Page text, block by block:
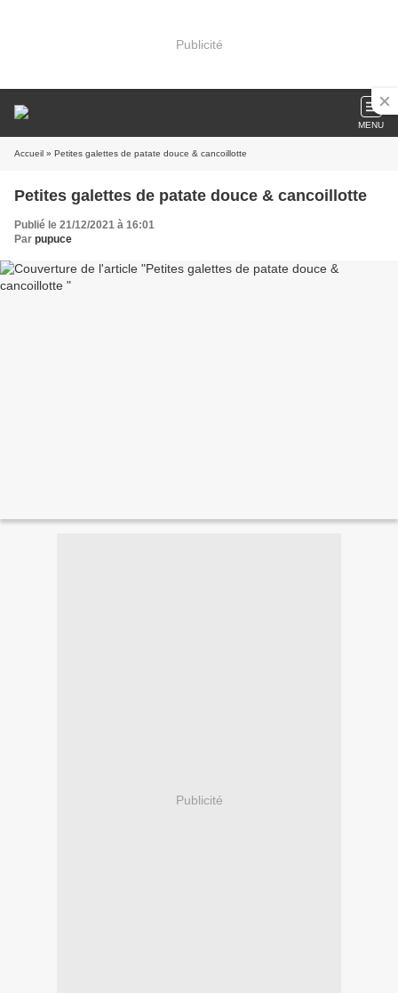
Publicité
MENU
Accueil » Petites galettes de patate douce & cancoillotte
Petites galettes de patate douce & cancoillotte
Publié le 21/12/2021 à 16:01
Par pupuce
Publicité